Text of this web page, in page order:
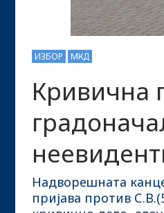
ИЗБОР МКД
Кривична
Надворешната
пријава против